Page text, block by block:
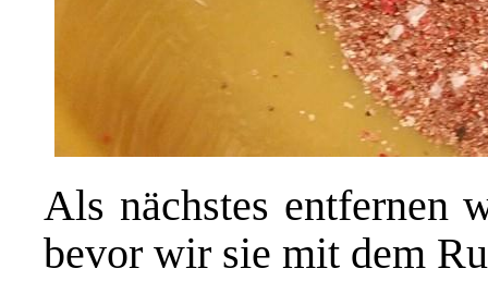
Als nächstes entfernen
bevor wir sie mit dem